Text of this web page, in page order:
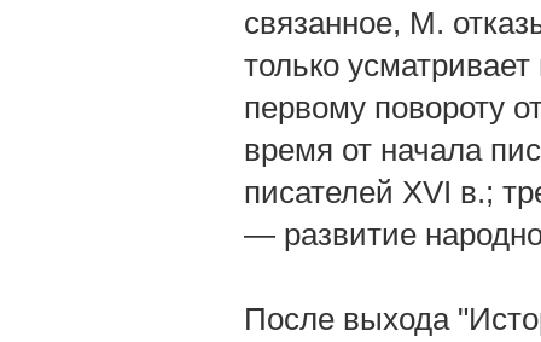
связанное, М.
только
первому повороту
время от начала
писателей XVI в.;
— развитие
После выхода